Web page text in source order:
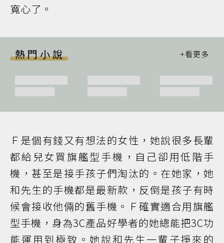
寬心了。
熱門小說
Ｆ是個有錢又有想法的女性，她說很多長輩
都給兒女買旗艦型手機，自己卻用低階手
機，甚至是接手孩子們淘汰的。在她家，她
和先生的手機都是最新款，反倒是孩子有時
候會接收他倆的舊手機。Ｆ確實適合用旗艦
型手機，身為3C產品好學者的她總能把3C功
能運用到極致。她說和先生一輩子掙來的